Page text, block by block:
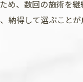
め、数回の施術を
納得して選ぶことが